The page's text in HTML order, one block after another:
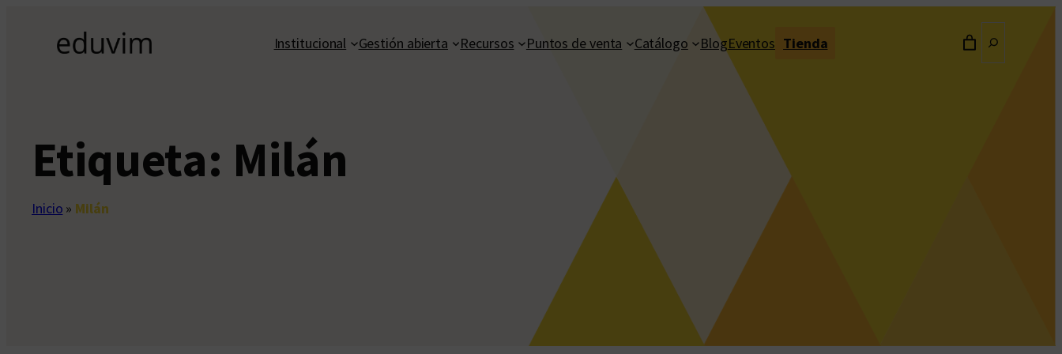
contenido
Institucional Gestión abierta Recursos Puntos de venta Catálogo BlogEventos Tienda
Etiqueta: Milán
Inicio » Milán